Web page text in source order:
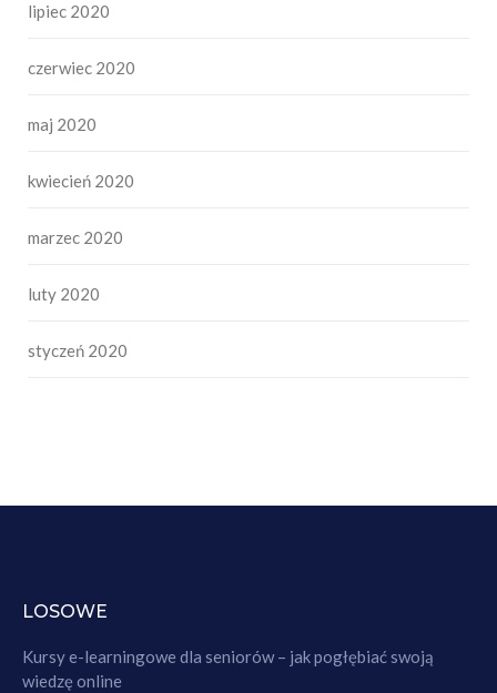
lipiec 2020
czerwiec 2020
maj 2020
kwiecień 2020
marzec 2020
luty 2020
styczeń 2020
LOSOWE
Kursy e-learningowe dla seniorów – jak pogłębiać swoją
wiedzę online